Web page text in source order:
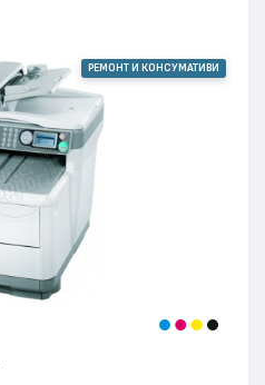
РЕМОНТ И КОНСУМАТИВИ